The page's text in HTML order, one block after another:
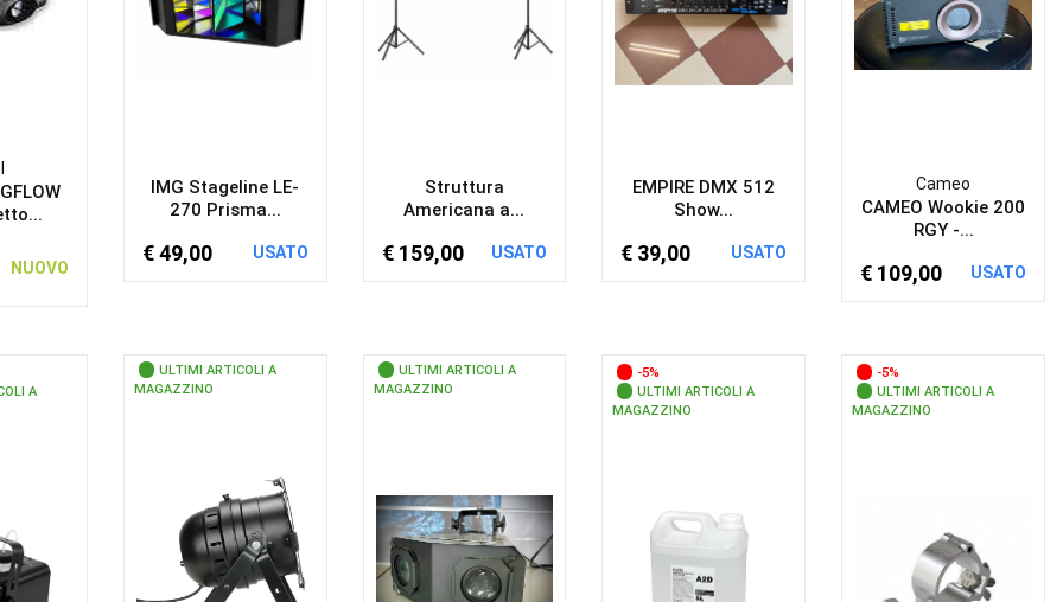
NUOVO
IMG Stageline LE-
270 Prisma...
€ 49,00 USATO
Struttura
Americana a...
€ 159,00 USATO
EMPIRE DMX 512
Show...
€ 39,00 USATO
Cameo
CAMEO Wookie 200
RGY -...
€ 109,00 USATO
A
ULTIMI ARTICOLI A
MAGAZZINO
ULTIMI ARTICOLI A
MAGAZZINO
-5%
ULTIMI ARTICOLI A
MAGAZZINO
-5%
ULTIMI ARTICOLI A
MAGAZZINO